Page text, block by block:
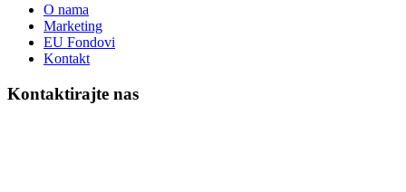
O nama
Marketing
EU Fondovi
Kontakt
Kontaktirajte nas